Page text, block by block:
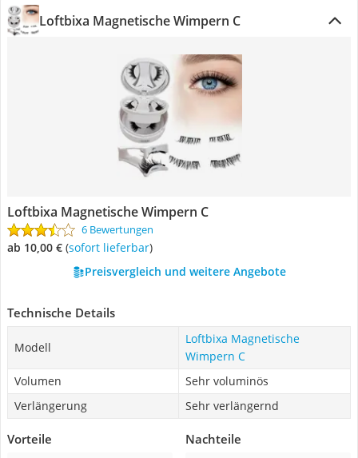
Loftbixa Magnetische Wimpern C
Loftbixa Magnetische Wimpern C
6 Bewertungen
ab 10,00 € ( Sofort lieferbar)
Preisvergleich und weitere Angebote
Technische Details
Modell
Loftbixa Magnetische
Wimpern C
Volumen
Sehr voluminös
Verlängerung
Sehr verlängernd
Vorteile Nachteile